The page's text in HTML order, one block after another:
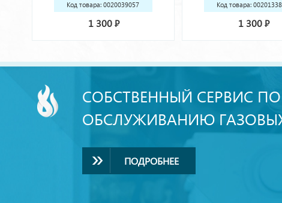
Код товара: 0020039057
1 300 Р
Код товара:
1 300 Р
СОБСТВЕННЫЙ СЕРВИС
ОБСЛУЖИВАНИЮ
ПОДРОБНЕЕ